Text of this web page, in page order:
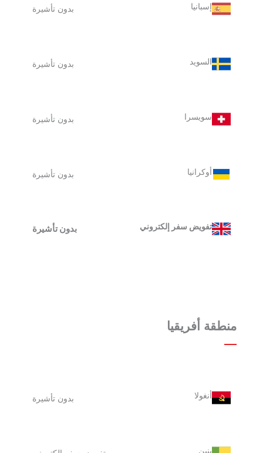
إسبانيا بدون تأشيرة
السويد بدون تأشيرة
سويسرا بدون تأشيرة
أوكرانيا بدون تأشيرة
تفويض سفر إلكتروني بدون تأشيرة
منطقة أفريقيا
أنغولا بدون تأشيرة
بنين